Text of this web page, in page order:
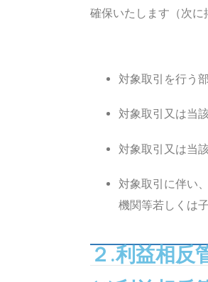
確保いたします（次に
対象取引を行う
対象取引又は当
対象取引又は当
対象取引に伴い
機関等若しくは
２.利益相反